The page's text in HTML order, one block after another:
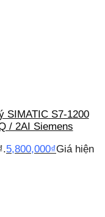
SIMATIC S7-1200
/ 2AI Siemens
5,800,000₫Giá hiện